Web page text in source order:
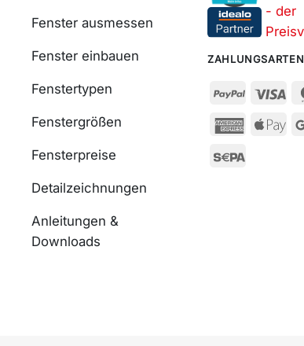
Fenster ausmessen
Fenster einbauen
Fenstertypen
Fenstergrößen
Fensterpreise
Detailzeichnungen
Anleitungen &
Downloads
ZAHLUNGSARTEN